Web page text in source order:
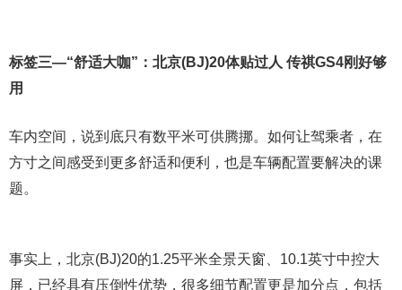
标签三—“舒适大咖”：北京(BJ)20体贴过人 传祺GS4刚好够
用
车内空间，说到底只有数平米可供腾挪。如何让驾乘者，在
方寸之间感受到更多舒适和便利，也是车辆配置要解决的课
题。
事实上，北京(BJ)20的1.25平米全景天窗、10.1英寸中控大
屏，已经具有压倒性优势，很多细节配置更是加分点，包括